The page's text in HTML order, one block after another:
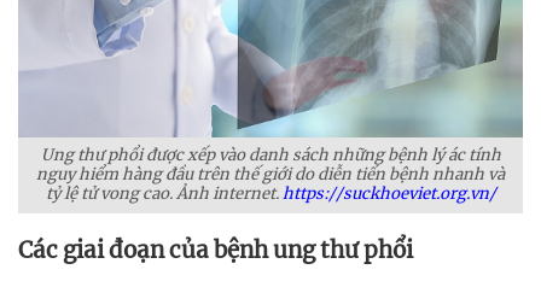
Ung thư phổi được xếp vào danh sách những bệnh lý ác tính
nguy hiểm hàng đầu trên thế giới do diễn tiến bệnh nhanh và
tỷ lệ tử vong cao. Ảnh internet.https://suckhoeviet.org.vn/
Các giai đoạn của bệnh ung thư phổi